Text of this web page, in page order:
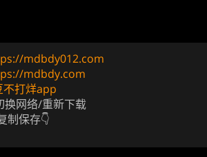
mdbdy012.com
mdbdy.com
不打烊app
换网络/重新下载
制保存👇